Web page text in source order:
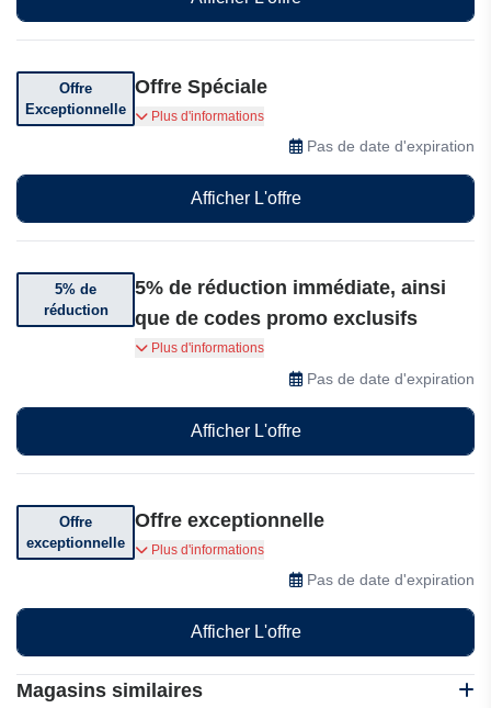
Magasins similaires
Offre
Exceptionnelle
Offre Spéciale
Nous comprenons que vos plans peuvent
changer. Tous les laissez-passer non activés
sont remboursables dans les 30 jours suivant la
date d'achat.
Plus d'informations
Pas de date d'expiration
Afficher L'offre
5% de
réduction
5% de réduction immédiate, ainsi
que de codes promo exclusifs
Abonnez-vous à la newsletter Go City et
bénéficiez de 5% de réduction immédiate, ainsi
que de codes promo exclusifs, de conseils de
voyage et des dernières informations sur les
attractions directement dans votre boîte mail.
Plus d'informations
Pas de date d'expiration
Afficher L'offre
Offre
exceptionnelle
Offre exceptionnelle
Profitez d'offres exceptionnelles
Plus d'informations
Pas de date d'expiration
Afficher L'offre